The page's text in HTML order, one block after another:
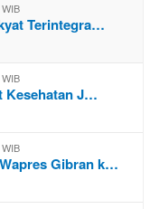
Terintegra…
Kesehatan J…
Gibran k…